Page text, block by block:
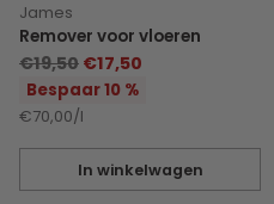
James
Remover voor vloeren
Normale
prijs
€19,50 €17,50
Bespaar 10 %
Eenheidsprijs
€70,00/
per l
In winkelwagen
Hoeveelheid